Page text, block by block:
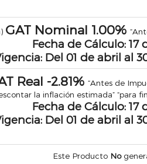
GAT Nominal 1.00%
Fecha de Cálculo: 17
Del 01 de abril al
Real -2.81% “Antes de
la inflación estimada” “para
Fecha de Cálculo: 17
Del 01 de abril al
Este Producto No